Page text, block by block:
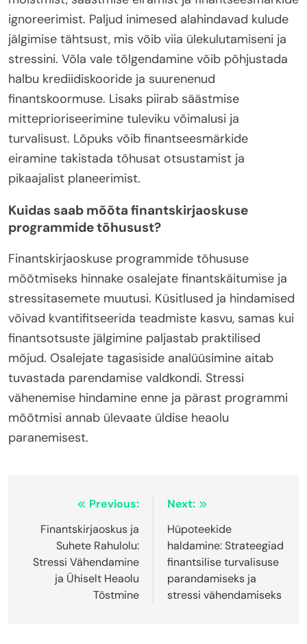
ignoreerimist. Paljud inimesed alahindavad kulude
jälgimise tähtsust, mis võib viia ülekulutamiseni ja
stressini. Võla vale tõlgendamine võib põhjustada
halbu krediidiskooride ja suurenenud
finantskoormuse. Lisaks piirab säästmise
mitteprioriseerimine tuleviku võimalusi ja
turvalisust. Lõpuks võib finantseesmärkide
eiramine takistada tõhusat otsustamist ja
pikaajalist planeerimist.
Kuidas saab mõõta finantskirjaoskuse
programmide tõhusust?
Finantskirjaoskuse programmide tõhususe
mõõtmiseks hinnake osalejate finantskäitumise ja
stressitasemete muutusi. Küsitlused ja hindamised
võivad kvantifitseerida teadmiste kasvu, samas kui
finantsotsuste jälgimine paljastab praktilised
mõjud. Osalejate tagasiside analüüsimine aitab
tuvastada parendamise valdkondi. Stressi
vähenemise hindamine enne ja pärast programmi
mõõtmisi annab ülevaate üldise heaolu
paranemisest.
navigation
Previous:
Finantskirjaoskus ja
Suhete Rahulolu:
Stressi Vähendamine
ja Ühiselt Heaolu
Tõstmine
Next:
Hüpoteekide
haldamine: Strateegiad
finantsilise turvalisuse
parandamiseks ja
stressi vähendamiseks